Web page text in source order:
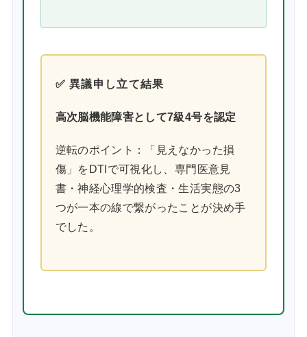
✅ 異議申し立て結果
高次脳機能障害として7級4号を認定
逆転のポイント：「見えなかった損
傷」をDTIで可視化し、専門医意見
書・神経心理学的検査・生活実態の3
つが一本の線で繋がったことが決め手
でした。